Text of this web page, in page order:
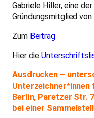
Gabriele Hiller, eine
Gründungsmitglied von
Zum Beitrag
Hier die
Ausdrucken –
Unterzeichner*innen
Berlin, Paretzer Str.
bei einer